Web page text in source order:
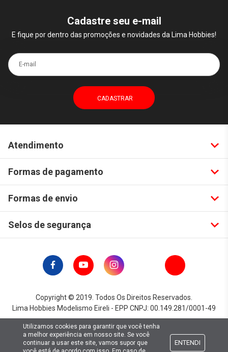
Cadastre seu e-mail
E fique por dentro das promoções e novidades da Lima Hobbies!
E-mail
Atendimento
Formas de pagamento
Formas de envio
Selos de segurança
Copyright © 2019. Todos Os Direitos Reservados.
Lima Hobbies Modelismo Eireli - EPP CNPJ: 00.149.281/0001-49
Utilizamos cookies para garantir que você tenha
a melhor experiência em nosso site. Se você
continuar a usar este site, vamos supor que
ENTENDI